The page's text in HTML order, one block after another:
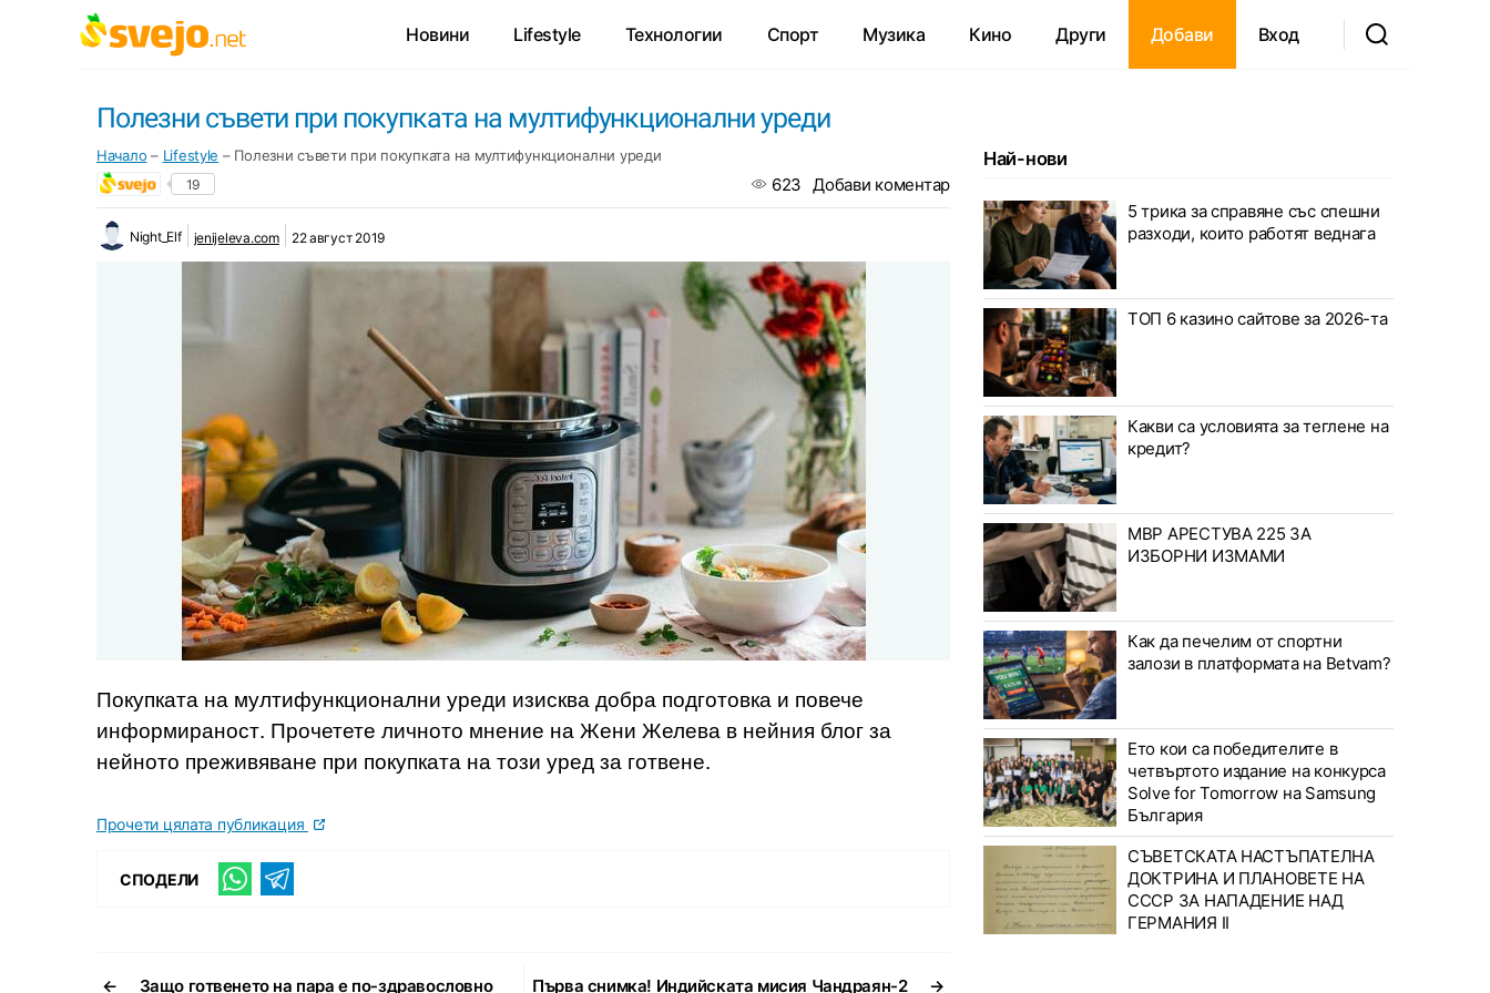
Новини Lifestyle Технологии Спорт Музика Кино Други Добави Вход
Полезни съвети при покупката на мултифункционални уреди
Начало – Lifestyle – Полезни съвети при покупката на мултифункционални уреди
19 623 Добави коментар
Night_Elf jenijeleva.com 22 август 2019
Покупката на мултифункционални уреди изисква добра подготовка и повече
информираност. Прочетете личното мнение на Жени Желева в нейния блог за
нейното преживяване при покупката на този уред за готвене.
Прочети цялата публикация
СПОДЕЛИ
← Защо готвенето на пара е по-здравословно →
Първа снимка! Индийската мисия Чандраян-2
Най-нови
5 трика за справяне със спешни
разходи, които работят веднага
ТОП 6 казино сайтове за 2026-та
Какви са условията за теглене на
кредит?
МВР АРЕСТУВА 225 ЗА
ИЗБОРНИ ИЗМАМИ
Как да печелим от спортни
залози в платформата на Betvam?
Ето кои са победителите в
четвъртото издание на конкурса
Solve for Tomorrow на Samsung
България
СЪВЕТСКАТА НАСТЪПАТЕЛНА
ДОКТРИНА И ПЛАНОВЕТЕ НА
СССР ЗА НАПАДЕНИЕ НАД
ГЕРМАНИЯ II